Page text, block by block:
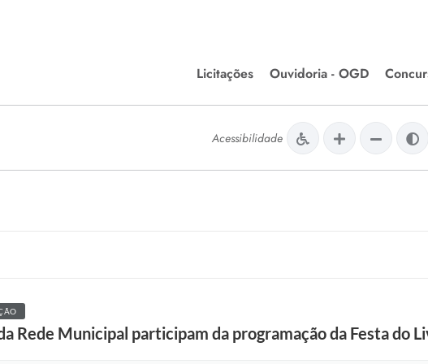
Licitações
Editais de Licitações
Chamamentos Públicos
Ouvidoria - OGD
Esporte
Meio Ambiente
Acessibilidade
Rede Municipal participam da programação da Festa do